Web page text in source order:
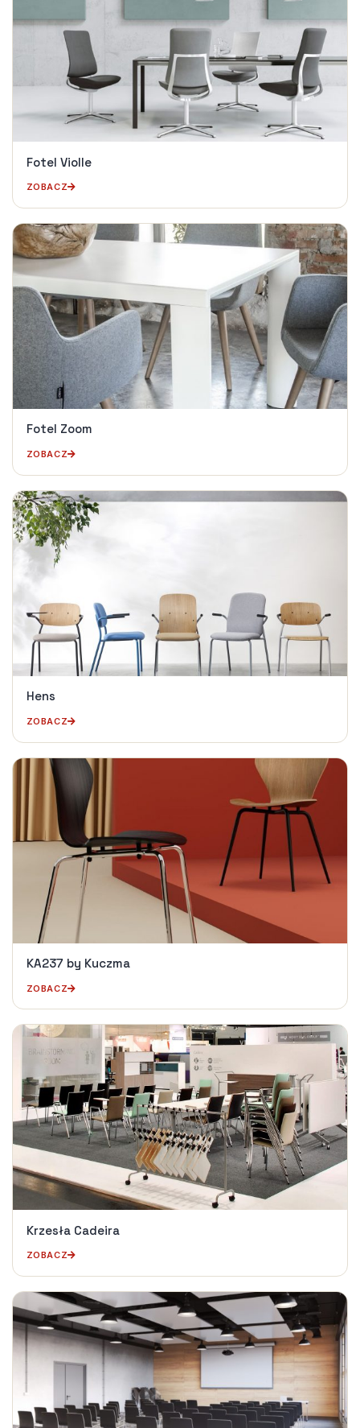
Fotel Violle
ZOBACZ
Fotel Zoom
ZOBACZ
Hens
ZOBACZ
KA237 by Kuczma
ZOBACZ
Krzesła Cadeira
ZOBACZ